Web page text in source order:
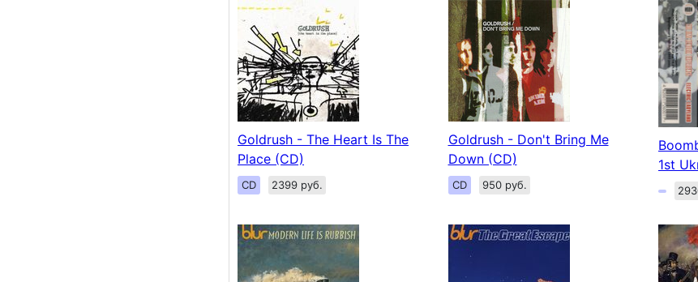
Goldrush - The Heart Is The
Place (CD)
CD 2399 руб.
Goldrush - Don't Bring Me
Down (CD)
CD 950 руб.
1st